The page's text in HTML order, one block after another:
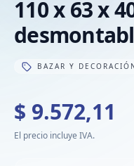
110 x 63 x
BAZAR Y
$ 9.572,11
El precio incluye IVA.